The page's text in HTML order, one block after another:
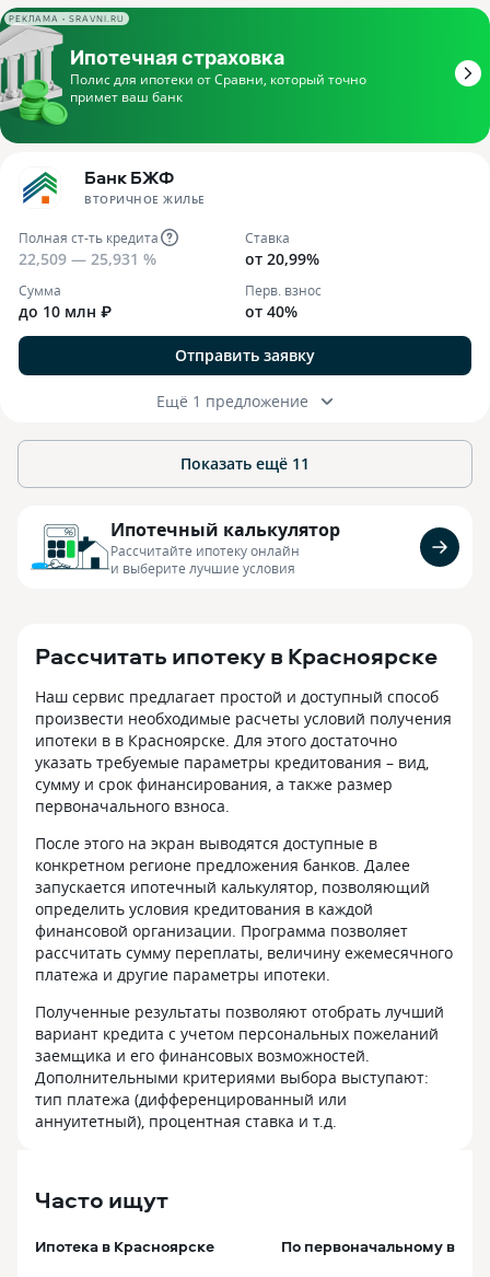
РЕКЛАМА • SRAVNI.RU
Банк БЖФ
ВТОРИЧНОЕ ЖИЛЬЕ
Полная ст-ть кредита
22,509 — 25,931 %
Ставка
от 20,99%
Сумма
до 10 млн ₽
Перв. взнос
от 40%
Отправить заявку
Ещё 1 предложение
Показать ещё 11
Ипотечный калькулятор
Рассчитайте ипотеку онлайн
и выберите лучшие условия
Рассчитать ипотеку в Красноярске
Наш сервис предлагает простой и доступный способ
произвести необходимые расчеты условий получения
ипотеки в в Красноярске. Для этого достаточно
указать требуемые параметры кредитования – вид,
сумму и срок финансирования, а также размер
первоначального взноса.
После этого на экран выводятся доступные в
конкретном регионе предложения банков. Далее
запускается ипотечный калькулятор, позволяющий
определить условия кредитования в каждой
финансовой организации. Программа позволяет
рассчитать сумму переплаты, величину ежемесячного
платежа и другие параметры ипотеки.
Полученные результаты позволяют отобрать лучший
вариант кредита с учетом персональных пожеланий
заемщика и его финансовых возможностей.
Дополнительными критериями выбора выступают:
тип платежа (дифференцированный или
аннуитетный), процентная ставка и т.д.
Часто ищут
Ипотека в Красноярске По первоначальному